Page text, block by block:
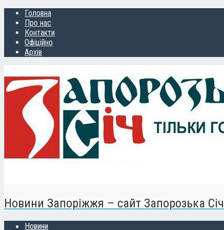
Головна
Про нас
Контакти
Офіційно
Архів
Новини Запоріжжя – сайт Запорозька Січ
Новини